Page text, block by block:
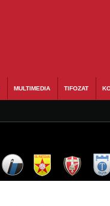
MULTIMEDIA TIFOZAT